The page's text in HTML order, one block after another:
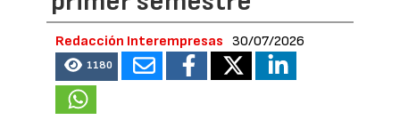
Redacción Interempresas 30/07/2026
1180